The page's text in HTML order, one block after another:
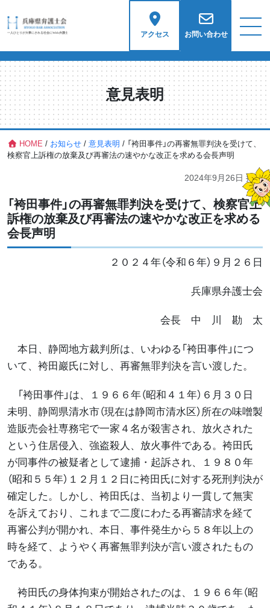
アクセス お問い合わせ
意見表明
HOME / お知らせ /意見表明 / 「袴田事件」の再審無罪判決を受けて、
検察官上訴権の放棄及び再審法の速やかな改正を求める会長声明
2024年9月26日 掲載
「袴田事件」の再審無罪判決を受けて、検察官上
訴権の放棄及び再審法の速やかな改正を求める
会長声明
２０２４年（令和６年）９月２６日
兵庫県弁護士会
会長 中 川 勘 太
本日、静岡地方裁判所は、いわゆる「袴田事件」につ
いて、袴田巖氏に対し、再審無罪判決を言い渡した。
「袴田事件」は、１９６６年（昭和４１年）６月３０日
未明、静岡県清水市（現在は静岡市清水区）所在の味噌製
造販売会社専務宅で一家４名が殺害され、放火された
という住居侵入、強盗殺人、放火事件である。袴田氏
が同事件の被疑者として逮捕・起訴され、１９８０年
（昭和５５年）１２月１２日に袴田氏に対する死刑判決が
確定した。しかし、袴田氏は、当初より一貫して無実
を訴えており、これまで二度にわたる再審請求を経て
再審公判が開かれ、本日、事件発生から５８年以上の
時を経て、ようやく再審無罪判決が言い渡されたもの
である。
袴田氏の身体拘束が開始されたのは、１９６６年（昭